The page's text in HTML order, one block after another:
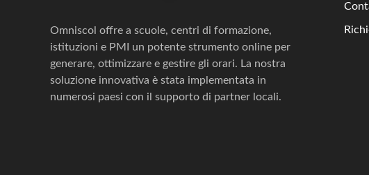
Omniscol offre a scuole, centri di formazione,
istituzioni e PMI un potente strumento online per
generare, ottimizzare e gestire gli orari. La nostra
soluzione innovativa è stata implementata in
numerosi paesi con il supporto di partner locali.